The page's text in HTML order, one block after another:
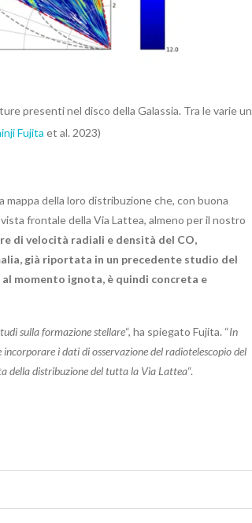
presenti nel disco della Galassia. Tra le varie un
Fujita et al. 2023)
della loro distribuzione che, con buona
frontale della Via Lattea, almeno per il nostro
di velocità radiali e densità del CO,
già riportata in un precedente studio del
momento ignota, è quindi concreta e
sulla formazione stellare“, ha spiegato Fujita. “In
i dati di osservazione del radiotelescopio del
della distribuzione del tutta la Via Lattea“.